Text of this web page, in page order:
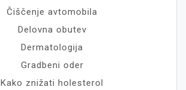
Čiščenje avtomobila
Delovna obutev
Dermatologija
Gradbeni oder
Kako znižati holesterol